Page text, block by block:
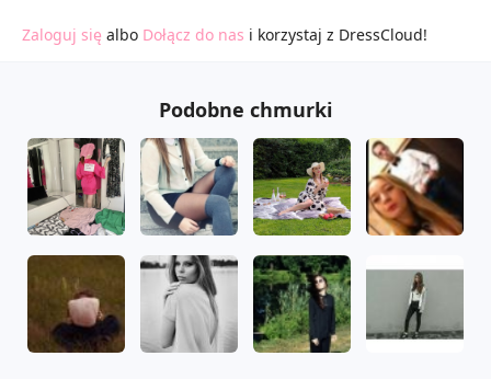
Zaloguj się albo Dołącz do nas i korzystaj z DressCloud!
Podobne chmurki